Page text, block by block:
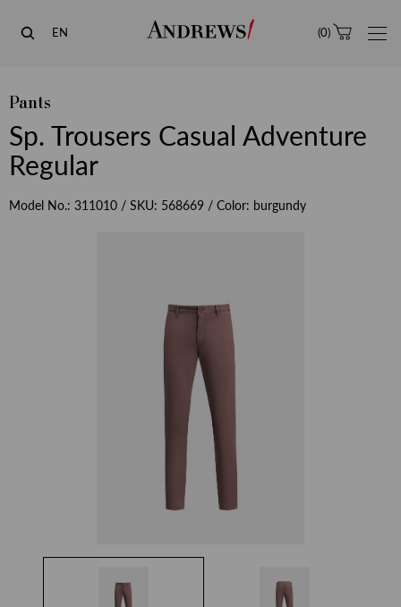
Andrews
EN (0)
Pants
Sp. Trousers Casual Adventure
Regular
Model No.: 311010 / SKU: 568669 / Color: burgundy